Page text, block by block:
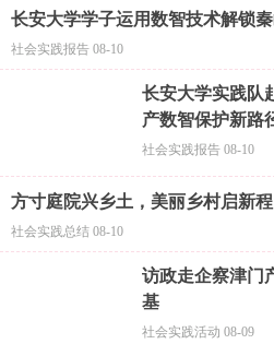
长安大学学子运用数智技术解锁
社会实践报告 08-10
长安大学实践队
产数智保护新路
社会实践报告 08-10
方寸庭院兴乡土，美丽乡村启新程
社会实践总结 08-10
访政走企察津门
基
社会实践活动 08-09